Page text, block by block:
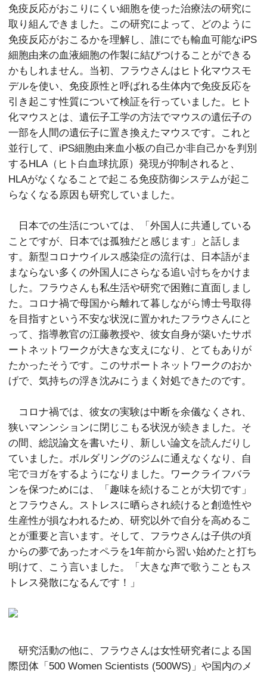
免疫反応がおこりにくい細胞を使った治療法の研究に
取り組んできました。この研究によって、どのように
免疫反応がおこるかを理解し、誰にでも輸血可能なiPS
細胞由来の血液細胞の作製に結びつけることができる
かもしれません。当初、フラウさんはヒト化マウスモ
デルを使い、免疫原性と呼ばれる生体内で免疫反応を
引き起こす性質について検証を行っていました。ヒト
化マウスとは、遺伝子工学の方法でマウスの遺伝子の
一部を人間の遺伝子に置き換えたマウスです。これと
並行して、iPS細胞由来血小板の自己か非自己かを判別
するHLA（ヒト白血球抗原）発現が抑制されると、
HLAがなくなることで起こる免疫防御システムが起こ
らなくなる原因も研究していました。
日本での生活については、「外国人に共通している
ことですが、日本では孤独だと感じます」と話しま
す。新型コロナウイルス感染症の流行は、日本語がま
まならない多くの外国人にさらなる追い討ちをかけま
した。フラウさんも私生活や研究で困難に直面しまし
た。コロナ禍で母国から離れて暮しながら博士号取得
を目指すという不安な状況に置かれたフラウさんにと
って、指導教官の江藤教授や、彼女自身が築いたサポ
ートネットワークが大きな支えになり、とてもありが
たかったそうです。このサポートネットワークのおか
げで、気持ちの浮き沈みにうまく対処できたのです。
コロナ禍では、彼女の実験は中断を余儀なくされ、
狭いマンンションに閉じこもる状況が続きました。そ
の間、総説論文を書いたり、新しい論文を読んだりし
ていました。ボルダリングのジムに通えなくなり、自
宅でヨガをするようになりました。ワークライフバラ
ンを保つためには、「趣味を続けることが大切です」
とフラウさん。ストレスに晒らされ続けると創造性や
生産性が損なわれるため、研究以外で自分を高めるこ
とが重要と言います。そして、フラウさんは子供の頃
からの夢であったオペラを1年前から習い始めたと打ち
明けて、こう言いました。「大きな声で歌うこともス
トレス発散になるんです！」
研究活動の他に、フラウさんは女性研究者による国
際団体「500 Women Scientists (500WS)」や国内のメ